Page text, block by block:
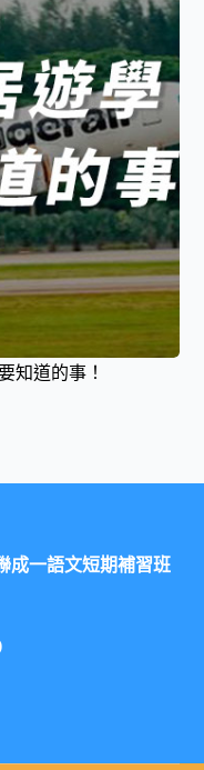
知道的事！
成一語文短期補習班